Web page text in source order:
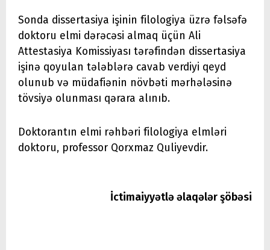
Sonda dissertasiya işinin filologiya üzrə fəlsəfə
doktoru elmi dərəcəsi almaq üçün Ali
Attestasiya Komissiyası tərəfindən dissertasiya
işinə qoyulan tələblərə cavab verdiyi qeyd
olunub və müdafiənin növbəti mərhələsinə
tövsiyə olunması qərara alınıb.
Doktorantın elmi rəhbəri filologiya elmləri
doktoru, professor Qorxmaz Quliyevdir.
İctimaiyyətlə əlaqələr şöbəsi